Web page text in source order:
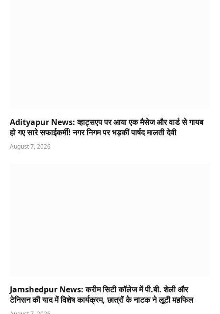
Adityapur News: व्हाट्सएप पर आया एक मैसेज और वार्ड से गायब
हो गए सारे सफाईकर्मी! नगर निगम पर भड़कीं पार्षद मालती देवी
August 7, 2026
Jamshedpur News: करीम सिटी कॉलेज में पी.बी. शेली और
टेनिसन की याद में विशेष कार्यक्रम, छात्रों के नाटक ने लूटी महफिल